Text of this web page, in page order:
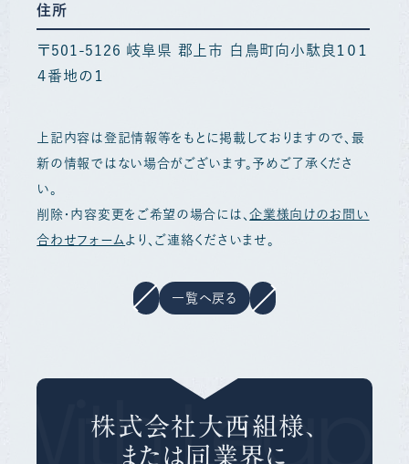
住所
〒501-5126 岐阜県 郡上市 白鳥町向小駄良１０１
４番地の１
上記内容は登記情報等をもとに掲載しておりますので、最
新の情報ではない場合がございます。予めご了承くださ
い。
削除・内容変更をご希望の場合には、企業様向けのお問い
合わせフォーム より、ご連絡くださいませ。
一覧へ戻る
Leap
株式会社大西組様、
または同業界に